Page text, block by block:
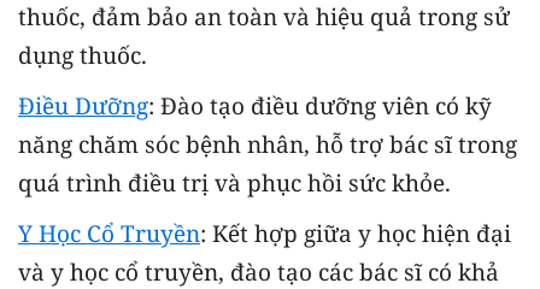
thuốc, đảm bảo an toàn và hiệu quả trong sử
dụng thuốc.
Điều Dưỡng: Đào tạo điều dưỡng viên có kỹ
năng chăm sóc bệnh nhân, hỗ trợ bác sĩ trong
quá trình điều trị và phục hồi sức khỏe.
Y Học Cổ Truyền: Kết hợp giữa y học hiện đại
và y học cổ truyền, đào tạo các bác sĩ có khả